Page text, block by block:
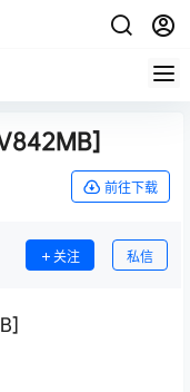
前往下载
关注 私信